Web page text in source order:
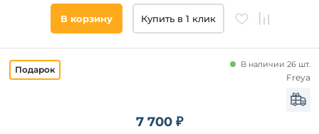
В корзину Купить в 1 клик
7 700 ₽
В наличии 26 шт.
Freya